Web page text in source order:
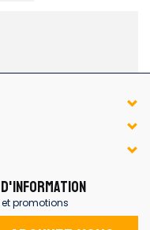
promotions